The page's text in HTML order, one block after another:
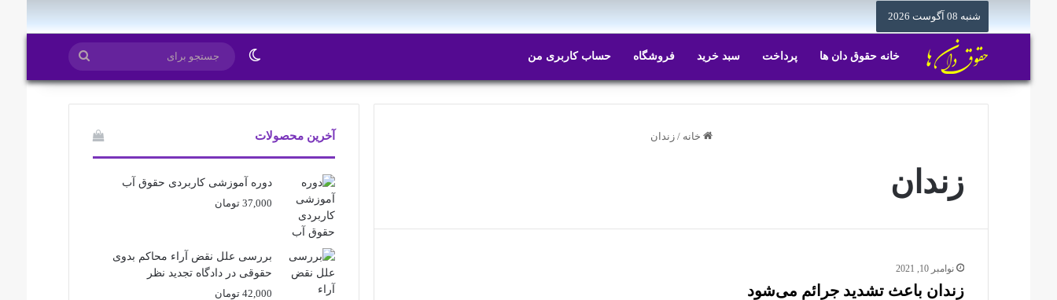
شنبه 08 آگوست 2026
خانه حقوق دان ها پرداخت سبد خرید فروشگاه حساب کاربری من تغییر پوسته جستجو
برای
خانه / زندان
زندان
نوامبر 10, 2021
زندان باعث تشدید جرائم می‌شود
آخرین محصولات
دوره آموزشی کاربردی حقوق آب
37,000 تومان
بررسی علل نقض آراء محاکم بدوی
حقوقی در دادگاه تجدید نظر
42,000 تومان